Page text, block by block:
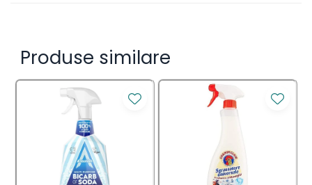
Produse similare